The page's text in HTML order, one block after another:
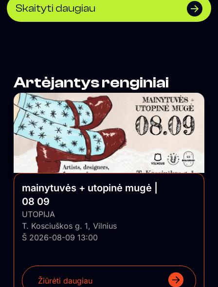
two to three times a week, ranging from parties and
concerts to discussions and book launches.</span>
Skaityti daugiau
Artėjantys renginiai
mainytuvės + utopinė mugė |
08 09
UTOPIJA
T. Kosciuškos g. 1, Vilnius
Š 2026-08-09 13:00
Žiūrėti daugiau